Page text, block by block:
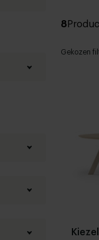
8
Gekozen